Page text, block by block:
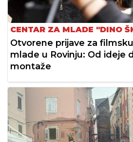
CENTAR ZA MLADE "DINO
Otvorene prijave za
mlade u Rovinju: Od ideje
montaže